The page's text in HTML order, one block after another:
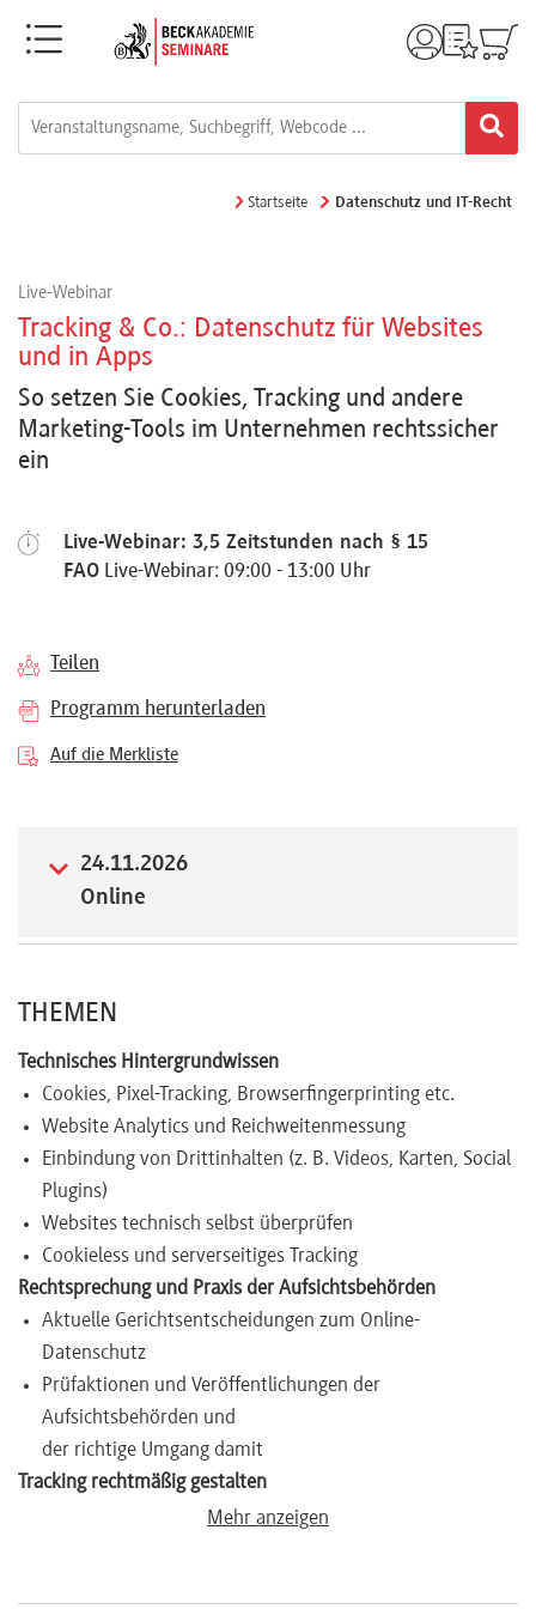
Menü
Webinare
e-
Learnings
Referenten
Kontakt
FAQ
Newsletter
Startseite Datenschutz und IT-Recht
Live-Webinar
Tracking & Co.: Datenschutz für Websites
und in Apps
So setzen Sie Cookies, Tracking und andere
Marketing-Tools im Unternehmen rechtssicher
ein
Live-Webinar: 3,5 Zeitstunden nach § 15
FAO Live-Webinar: 09:00 - 13:00 Uhr
Teilen
Programm herunterladen
Auf die Merkliste
24.11.2026
Online
THEMEN
Technisches Hintergrundwissen
Cookies, Pixel-Tracking, Browserfingerprinting etc.
Website Analytics und Reichweitenmessung
Einbindung von Drittinhalten (z. B. Videos, Karten, Social
Plugins)
Websites technisch selbst überprüfen
Cookieless und serverseitiges Tracking
Rechtsprechung und Praxis der Aufsichtsbehörden
Aktuelle Gerichtsentscheidungen zum Online-
Datenschutz
Prüfaktionen und Veröffentlichungen der
Aufsichtsbehörden und
der richtige Umgang damit
Tracking rechtmäßig gestalten
Verhältnis der Rechtsgrundlagen
Mehr anzeigen